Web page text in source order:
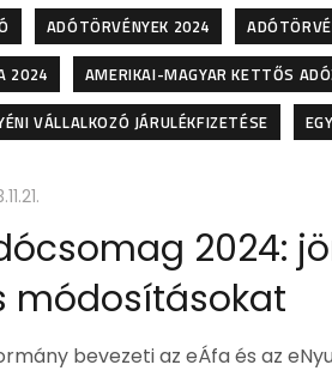
ADÓTÖRVÉNYEK 2024
2024
AMERIKAI-MAGYAR KETTŐS
VÁLLALKOZÓ JÁRULÉKFIZETÉSE
2024:
módosításokat
bevezeti az eÁfa és az